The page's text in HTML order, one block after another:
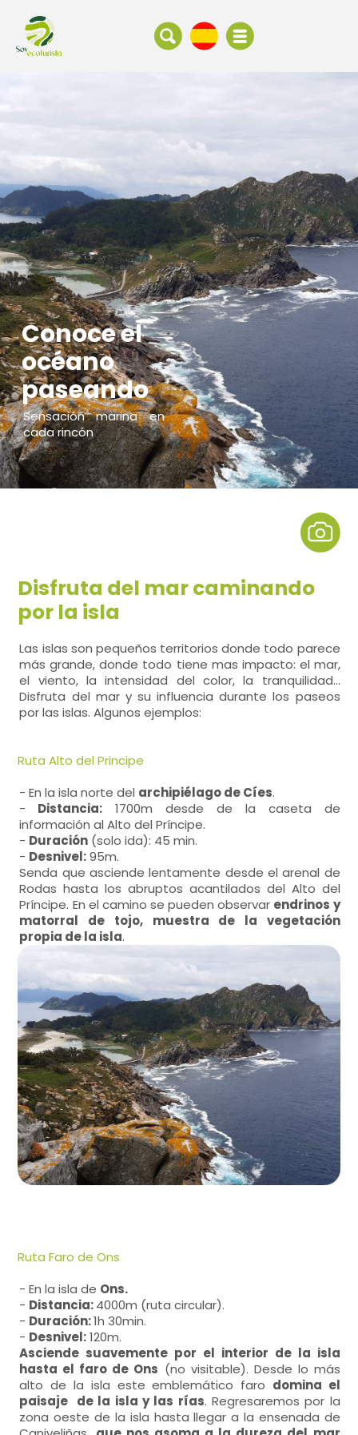
Conoce el
océano
paseando
Sensación marina en
cada rincón
Disfruta del mar caminando
por la isla
Las islas son pequeños territorios donde todo parece
más grande, donde todo tiene mas impacto: el mar,
el viento, la intensidad del color, la tranquilidad...
Disfruta del mar y su influencia durante los paseos
por las islas. Algunos ejemplos:
Ruta Alto del Principe
- En la isla norte del archipiélago de Cíes.
- Distancia: 1700m desde de la caseta de
información al Alto del Príncipe.
- Duración (solo ida): 45 min.
- Desnivel:95m.
Senda que asciende lentamente desde el arenal de
Rodas hasta los abruptos acantilados del Alto del
Príncipe. En el camino se pueden observar endrinos y
matorral de tojo, muestra de la vegetación
propia de la isla.
Ruta Faro de Ons
- En la isla de Ons.
- Distancia:4000m (ruta circular).
- Duración:1h 30min.
- Desnivel:120m.
Asciende suavemente por el interior de la isla
hasta el faro de Ons (no visitable). Desde lo más
alto de la isla este emblemático faro domina el
paisaje de la isla y las rías. Regresaremos por la
zona oeste de la isla hasta llegar a la ensenada de